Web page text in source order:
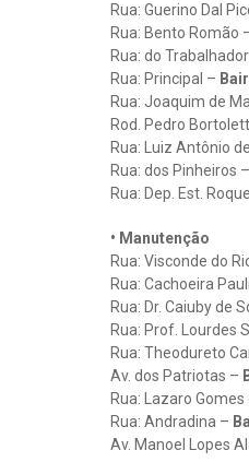
Rua: Guerino Dal
Rua: Bento Romão
Rua: do
Rua: Principal –
Rua: Joaquim de
Rod. Pedro
Rua: Luiz Antônio
Rua: dos Pinheiros –
Rua: Dep. Est.
• Manutenção
Rua: Visconde do
Rua: Cachoeira
Rua: Dr. Caiuby de
Rua: Prof. Lourdes
Rua: Theodureto
Av. dos Patriotas –
Rua: Lazaro
Rua: Andradina –
Av. Manoel Lopes